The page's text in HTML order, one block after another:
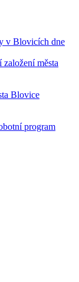
v Blovicích dne
města
Blovice
program